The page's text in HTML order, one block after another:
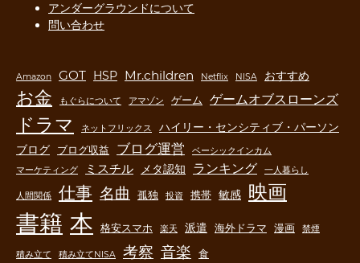
アンダーグラウンドについて
問い合わせ
Amazon GOT HSP Mr.children Netflix NISA おすすめ
お金 もぐらについて アマゾン ゲーム ゲームオブスローンズ
ドラマ ネットフリックス
ハイリー・センシティブ・パーソン
ブログ
ブログ収益 ブログ運営
ベーシックインカム
マーケティング
ミスチル メタ認知 ランキング 一人暮らし
人間関係 仕事 名曲 孤独 投資 携帯 敏感 映画
書籍 本 格安スマホ 楽天 派遣 海外ドラマ 漫画 禁煙
積み立て 積み立てNISA 考察 音楽 食